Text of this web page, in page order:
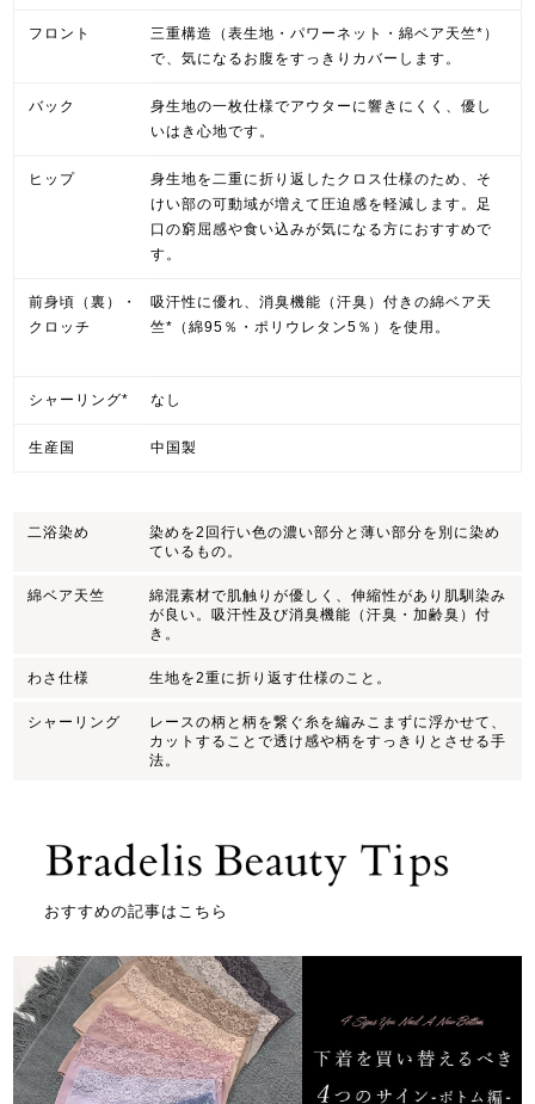
フロント
三重構造（表生地・パワーネット・綿ベア天竺*）
で、気になるお腹をすっきりカバーします。
バック
身生地の一枚仕様でアウターに響きにくく、優し
いはき心地です。
ヒップ
身生地を二重に折り返したクロス仕様のため、そ
けい部の可動域が増えて圧迫感を軽減します。足
口の窮屈感や食い込みが気になる方におすすめで
す。
前身頃（裏）・
クロッチ
吸汗性に優れ、消臭機能（汗臭）付きの綿ベア天
竺*（綿95％・ポリウレタン5％）を使用。
シャーリング* なし
生産国 中国製
二浴染め
染めを2回行い色の濃い部分と薄い部分を別に染め
ているもの。
綿ベア天竺
綿混素材で肌触りが優しく、伸縮性があり肌馴染み
が良い。吸汗性及び消臭機能（汗臭・加齢臭）付
き。
わさ仕様 生地を2重に折り返す仕様のこと。
シャーリング
レースの柄と柄を繋ぐ糸を編みこまずに浮かせて、
カットすることで透け感や柄をすっきりとさせる手
法。
おすすめの記事はこちら